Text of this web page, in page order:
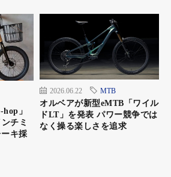
」
チミ
キ採
2026.06.22 MTB
オルベアが新型eMTB「ワイル
ドLT」を発表 パワー競争では
なく操る楽しさを追求